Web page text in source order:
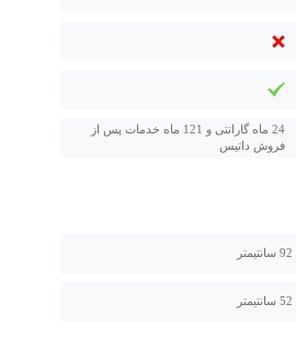
24 ماه گارانتی و 121 ماه خدمات پس از
فروش داتیس
92 سانتیمتر
52 سانتیمتر